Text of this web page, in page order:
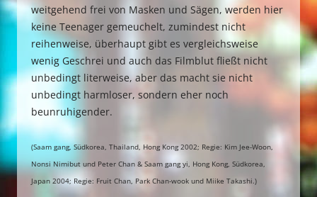
weitgehend frei von Masken und Sägen, werden hier
keine Teenager gemeuchelt, zumindest nicht
reihenweise, überhaupt gibt es vergleichsweise
wenig Geschrei und auch das Filmblut fließt nicht
unbedingt literweise, aber das macht sie nicht
unbedingt harmloser, sondern eher noch
beunruhigender.
(Saam gang, Südkorea, Thailand, Hong Kong 2002; Regie: Kim Jee-Woon,
Nonsi Nimibut und Peter Chan & Saam gang yi, Hong Kong, Südkorea,
Japan 2004; Regie: Fruit Chan, Park Chan-wook und Miike Takashi.)